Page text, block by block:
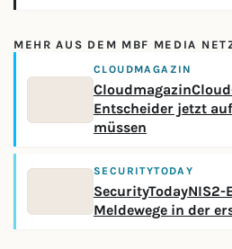
MEHR AUS DEM MBF MEDIA
CLOUDMAGAZIN
Entscheider jetzt
müssen
SECURITYTODAY
Meldewege in der